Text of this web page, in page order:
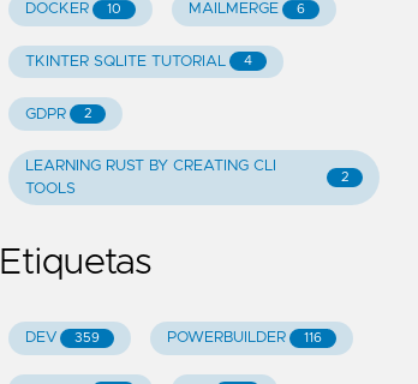
DOCKER 10 MAILMERGE 6
TKINTER SQLITE TUTORIAL 4
GDPR 2
LEARNING RUST BY CREATING CLI
TOOLS
2
Etiquetas
DEV 359 POWERBUILDER 116